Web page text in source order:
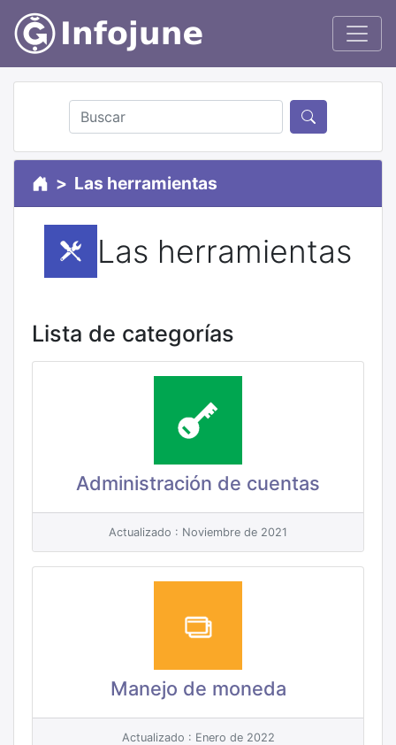
Las herramientas
Las herramientas
Lista de categorías
Administración de cuentas
Actualizado : Noviembre de 2021
Manejo de moneda
Actualizado : Enero de 2022